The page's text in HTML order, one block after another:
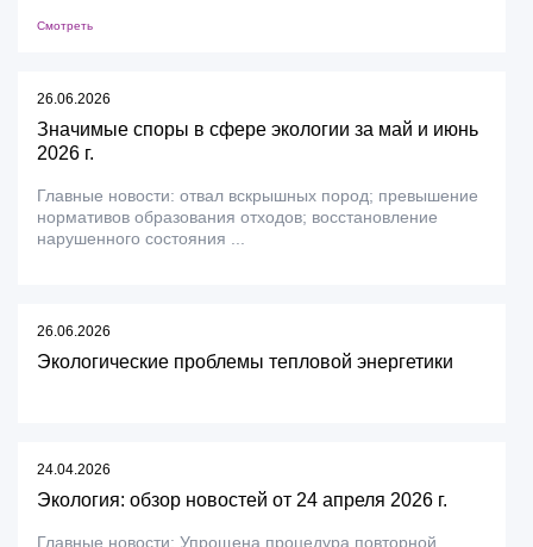
Смотреть
26.06.2026
Значимые споры в сфере экологии за май и июнь
2026 г.
Главные новости: отвал вскрышных пород; превышение
нормативов образования отходов; восстановление
нарушенного состояния ...
26.06.2026
Экологические проблемы тепловой энергетики
24.04.2026
Экология: обзор новостей от 24 апреля 2026 г.
Главные новости: Упрощена процедура повторной